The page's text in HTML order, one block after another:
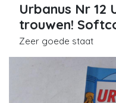
Urbanus Nr 12
trouwen!
Zeer goede staat